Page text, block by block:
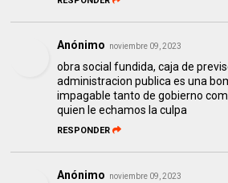
Anónimo noviembre 09, 2023
obra social fundida, caja de
administracion publica es una
impagable tanto de gobierno
quien le echamos la culpa
RESPONDER
Anónimo noviembre 09, 2023